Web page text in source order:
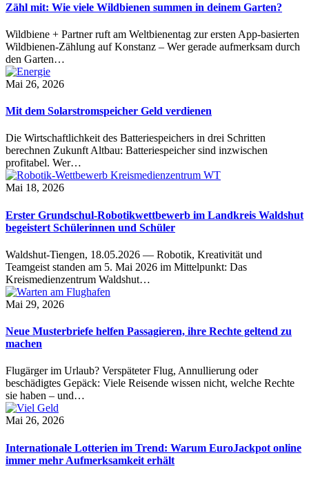
Zähl mit: Wie viele Wildbienen summen in deinem Garten?
Wildbiene + Partner ruft am Weltbienentag zur ersten App-basierten
Wildbienen-Zählung auf Konstanz – Wer gerade aufmerksam durch
den Garten…
Mai 26, 2026
Mit dem Solarstromspeicher Geld verdienen
Die Wirtschaftlichkeit des Batteriespeichers in drei Schritten
berechnen Zukunft Altbau: Batteriespeicher sind inzwischen
profitabel. Wer…
Mai 18, 2026
Erster Grundschul-Robotikwettbewerb im Landkreis Waldshut
begeistert Schülerinnen und Schüler
Waldshut-Tiengen, 18.05.2026 — Robotik, Kreativität und
Teamgeist standen am 5. Mai 2026 im Mittelpunkt: Das
Kreismedienzentrum Waldshut…
Mai 29, 2026
Neue Musterbriefe helfen Passagieren, ihre Rechte geltend zu
machen
Flugärger im Urlaub? Verspäteter Flug, Annullierung oder
beschädigtes Gepäck: Viele Reisende wissen nicht, welche Rechte
sie haben – und…
Mai 26, 2026
Internationale Lotterien im Trend: Warum EuroJackpot online
immer mehr Aufmerksamkeit erhält